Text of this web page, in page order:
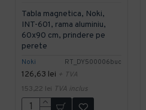
Noki RT_DY500006buc
Tabla magnetica, Noki,
INT-601, rama aluminiu,
60x90 cm, prindere pe
perete
126,63 lei + TVA
153,22 lei TVA inclus